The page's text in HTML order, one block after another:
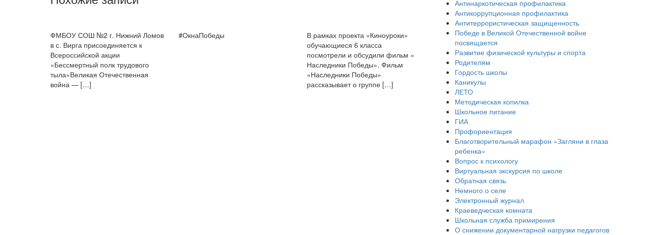
ФМБОУ СОШ №2 г. Нижний Ломов
в с. Вирга присоединяется к
Всероссийской акции
«Бессмертный полк трудового
тыла»Великая Отечественная
война — […]
#ОкнаПобеды
В рамках проекта «Киноуроки»
обучающиеся 6 класса
посмотрели и обсудили фильм »
Наследники Победы». Фильм
«Наследники Победы»
рассказывает о группе […]
Антинаркотическая профилактика
Антикоррупционная профилактика
Антитеррористическая защищенность
Победе в Великой Отечественной войне
посвящается
Развитие физической культуры и спорта
Родителям
Гордость школы
Каникулы
ЛЕТО
Методическая копилка
Школьное питание
ГИА
Профориентация
Благотворительный марафон «Загляни в глаза
ребенка»
Вопрос к психологу
Виртуальная экскурсия по школе
Обратная связь
Немного о селе
Электронный журнал
Краеведческая комната
Школьная служба примирения
О снижении документарной нагрузки педагогов